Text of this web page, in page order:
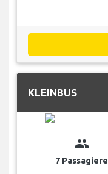
KLEINBUS
group
7 Passagiere